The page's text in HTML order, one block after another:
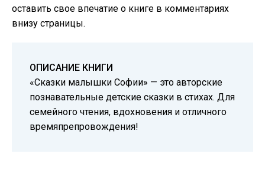
оставить свое впечатие о книге в комментариях
внизу страницы.
ОПИСАНИЕ КНИГИ
«Сказки малышки Софии» — это авторские
познавательные детские сказки в стихах. Для
семейного чтения, вдохновения и отличного
времяпрепровождения!